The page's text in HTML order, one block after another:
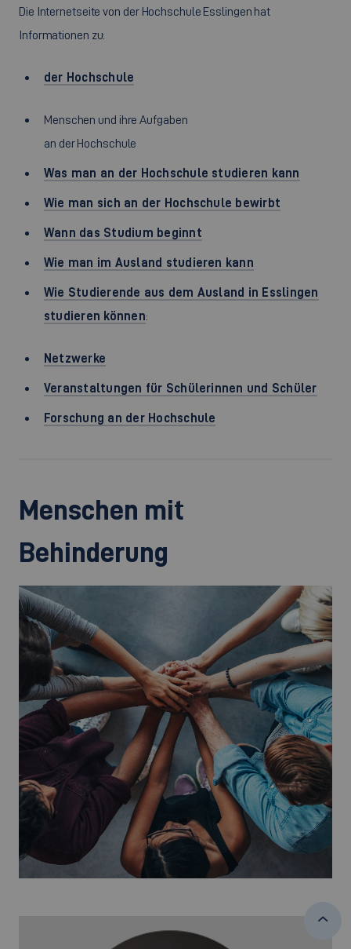
Die Internetseite von der Hochschule Esslingen hat
Informationen zu:
der Hochschule
Menschen und ihre Aufgaben
an der Hochschule
Was man an der Hochschule studieren kann
Wie man sich an der Hochschule bewirbt
Wann das Studium beginnt
Wie man im Ausland studieren kann
Wie Studierende aus dem Ausland in Esslingen
studieren können:
Netzwerke
Veranstaltungen für Schülerinnen und Schüler
Forschung an der Hochschule
Menschen mit
Behinderung